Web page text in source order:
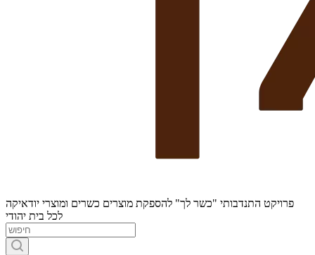
פרויקט התנדבותי "כשר לך" להספקת מוצרים כשרים ומוצרי יודאיקה
לכל בית יהודי